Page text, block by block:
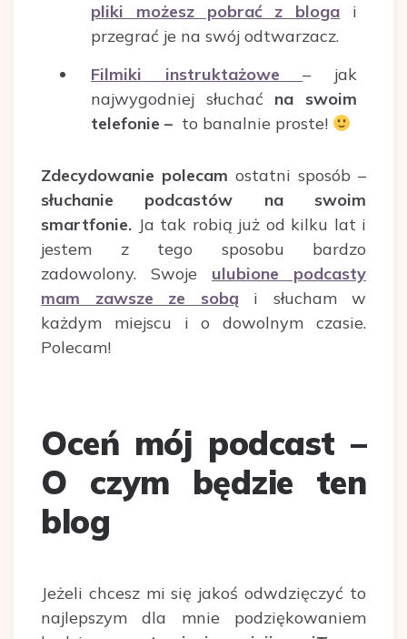
pliki możesz pobrać z bloga i
przegrać je na swój odtwarzacz.
Filmiki instruktażowe– jak
najwygodniej słuchać na swoim
telefonie – to banalnie proste!
Zdecydowanie polecam ostatni sposób –
słuchanie podcastów na swoim
smartfonie. Ja tak robią już od kilku lat i
jestem z tego sposobu bardzo
zadowolony. Swoje ulubione podcasty
mam zawsze ze sobą i słucham w
każdym miejscu i o dowolnym czasie.
Polecam!
Oceń mój podcast –
O czym będzie ten
blog
Jeżeli chcesz mi się jakoś odwdzięczyć to
najlepszym dla mnie podziękowaniem